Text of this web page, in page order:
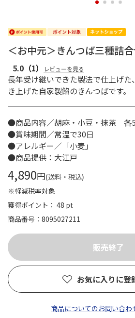
1 2 3 4
＜お中元＞きんつば三種詰
5.0 （1） レビューを見る
長年受け継いできた製法で仕上げ
き上げた自家製餡のきんつばです。
●商品内容／胡麻・小豆・抹茶
●賞味期間／常温で30日
●アレルギー／「小麦」
●商品提供：大江戸
4,890円(送料・税込)
※軽減税率対象
獲得ポイント： 48 pt
商品番号
8095027211
お気に入りに登
商品についてのお問い合わ